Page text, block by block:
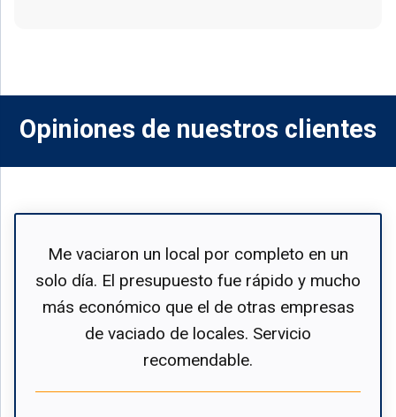
Opiniones de nuestros clientes
Me vaciaron un local por completo en un
solo día. El presupuesto fue rápido y mucho
más económico que el de otras empresas
de vaciado de locales. Servicio
recomendable.